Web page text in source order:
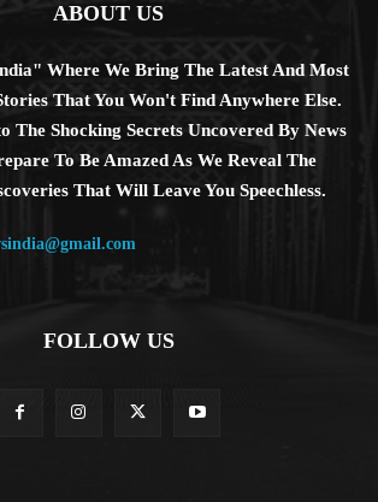
ABOUT US
Where We Bring The Latest And Most
That You Won't Find Anywhere Else.
The Shocking Secrets Uncovered By News
To Be Amazed As We Reveal The
That Will Leave You Speechless.
FOLLOW US